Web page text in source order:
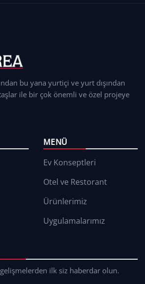
bu yana yurtiçi ve yurt dışından
ile bir çok önemli ve özel projeye
MENÜ
Ev Konseptleri
Otel ve Restorant
Ürünlerimiz
Uygulamalarımız
ilk siz haberdar olun.